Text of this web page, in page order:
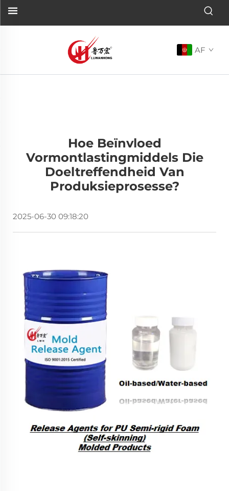
AF
Hoe Beïnvloed
Vormontlastingmiddels Die
Doeltreffendheid Van
Produksieprosesse?
2025-06-30 09:18:20